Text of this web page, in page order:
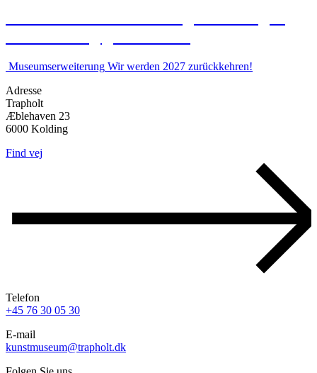
Museumserweiterung Wir werden 2027 zurückkehren!
Adresse
Trapholt
Æblehaven 23
6000 Kolding
Find vej
Telefon
+45 76 30 05 30
E-mail
kunstmuseum@trapholt.dk